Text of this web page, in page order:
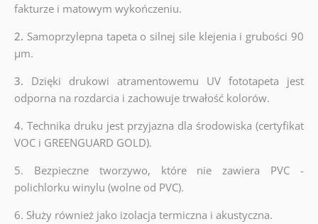
fakturze i matowym wykończeniu.
2. Samoprzylepna tapeta o silnej sile klejenia i grubości 90
µm.
3. Dzięki drukowi atramentowemu UV fototapeta jest
odporna na rozdarcia i zachowuje trwałość kolorów.
4. Technika druku jest przyjazna dla środowiska (certyfikat
VOC i GREENGUARD GOLD).
5. Bezpieczne tworzywo, które nie zawiera PVC -
polichlorku winylu (wolne od PVC).
6. Służy również jako izolacja termiczna i akustyczna.